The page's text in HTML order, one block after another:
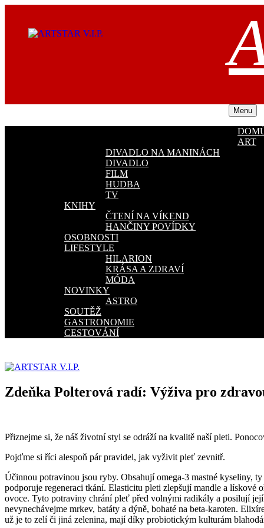
obsahu
Menu
ART
DIVADLO NA MANINÁCH
DIVADLO
FILM
HUDBA
TV
KNIHY
ČTENÍ NA VÍKEND
HANČINY POVÍDKY
OSOBNOSTI
LIFESTYLE
HILARION
KRÁSA A ZDRAVÍ
MÓDA
NOVINKY
ASTRO
SOUTĚŽ
GASTRONOMIE
CESTOVÁNÍ
Zdeňka Polterová radí: Výživa pro
Přiznejme si, že náš životní styl se odráží na kvalitě naší pleti.
Pojďme si říci alespoň pár pravidel, jak vyživit pleť zevnitř.
Účinnou potravinou jsou ryby. Obsahují omega-3 mastné kyseliny,
podporuje regeneraci tkání. Elasticitu pleti zlepšují mandle a lískové
ovoce. Tyto potraviny chrání pleť před volnými radikály a posilují
nevynechávejme mrkev, batáty a dýně, bohaté na beta-karoten.
už je to zelí či jiná zelenina, mají díky probiotickým kulturám